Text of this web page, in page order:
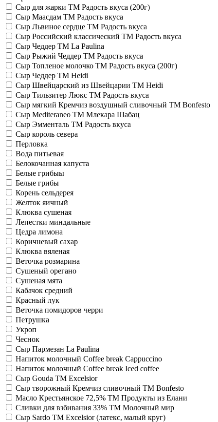
Сыр для жарки TM Радость вкуса (200г)
Сыр Маасдам TM Радость вкуса
Сыр Львиное сердце TM Радость вкуса
Сыр Российский классический TM Радость вкуса
Сыр Чеддер TM La Paulina
Сыр Рыжий Чеддер TM Радость вкуса
Сыр Топленое молочко TM Радость вкуса (200г)
Сыр Чеддер TM Heidi
Сыр Швейцарский из Швейцарии TM Heidi
Сыр Тильзитер Люкс TM Радость вкуса
Сыр мягкий Кремчиз воздушный сливочный ТМ Bonfesto
Сыр Mediteraneo TM Млекара Шабац
Сыр Эмменталь ТМ Радость вкуса
Сыр король севера
Перловка
Вода питьевая
Белокочанная капуста
Белые грибыы
Белые грибы
Корень сельдерея
Желток яичный
Клюква сушеная
Лепестки миндальные
Цедра лимона
Коричневый сахар
Клюква вяленая
Веточка розмарина
Сушеный орегано
Сушеная мята
Кабачок средний
Красный лук
Веточка помидоров черри
Петрушка
Укроп
Чеснок
Сыр Пармезан La Paulina
Напиток молочный Coffee break Cappuccino
Напиток молочный Coffee break Iced coffee
Сыр Gouda ТМ Excelsior
Сыр творожный Кремчиз сливочный ТМ Bonfesto
Масло Крестьянское 72,5% TM Продукты из Елани
Сливки для взбивания 33% ТМ Молочный мир
Сыр Sardo ТМ Excelsior (латекс, малый круг)